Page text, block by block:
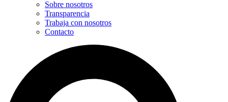
Sobre nosotros
Transparencia
Trabaja con nosotros
Contacto